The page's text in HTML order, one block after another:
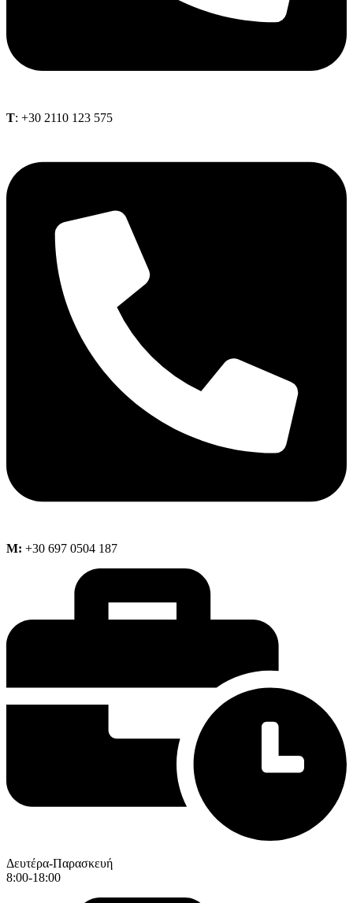
Τ: +30 2110 123 575
M: +30 697 0504 187
Δευτέρα-Παρασκευή
8:00-18:00